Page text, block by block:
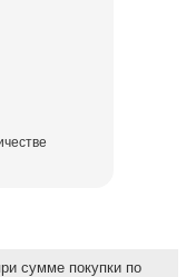
сумме покупки по